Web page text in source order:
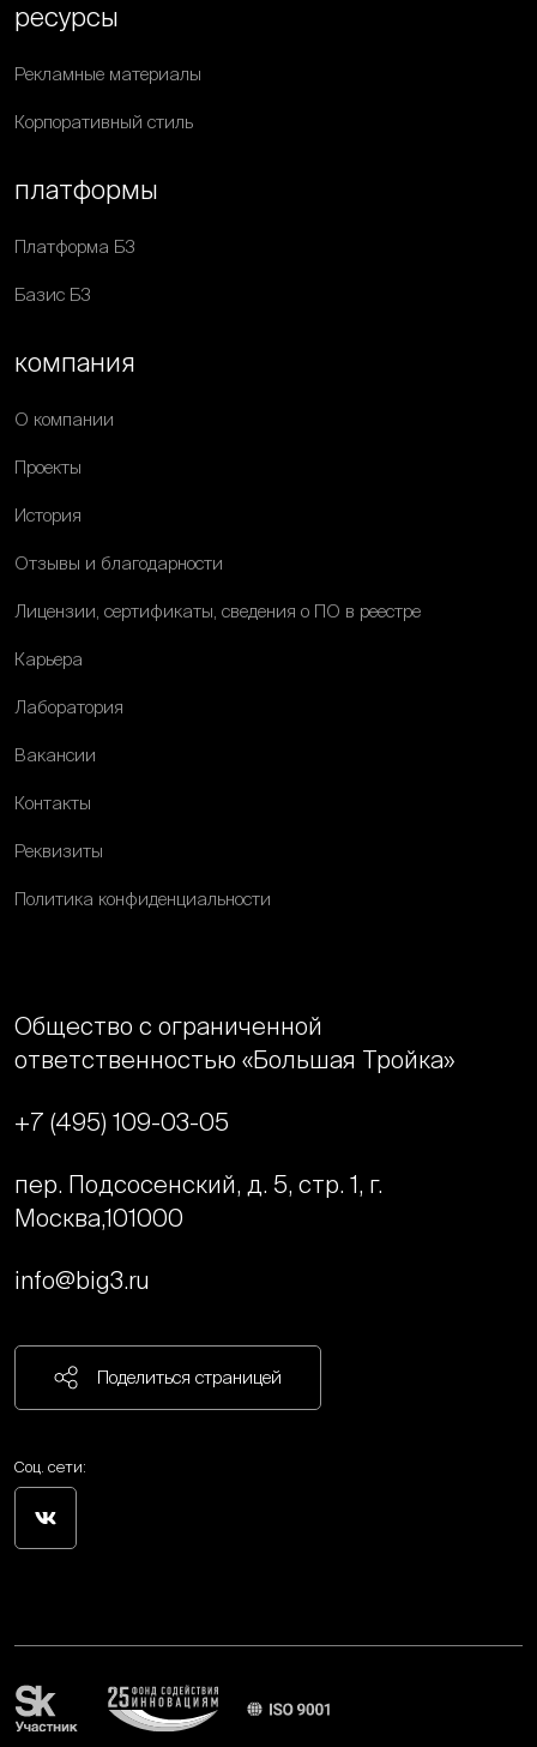
ресурсы
Рекламные материалы
Корпоративный стиль
платформы
Платформа Б3
Базис Б3
компания
О компании
Проекты
История
Отзывы и благодарности
Лицензии, сертификаты, сведения о ПО в реестре
Карьера
Лаборатория
Вакансии
Контакты
Реквизиты
Политика конфиденциальности
Общество с ограниченной
ответственностью «Большая Тройка»
+7 (495) 109-03-05
пер. Подсосенский, д. 5, стр. 1, г.
Москва,101000
info@big3.ru
Поделиться страницей
Соц. сети: